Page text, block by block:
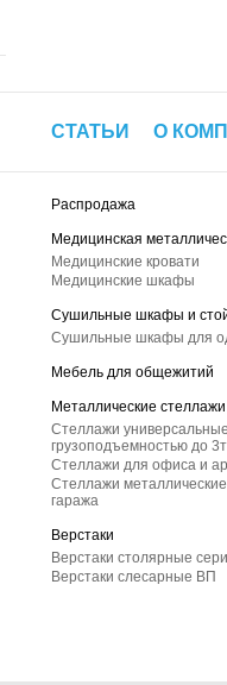
СТАТЬИ О
Распродажа
Медицинская
Медицинские кровати
Медицинские шкафы
Сушильные шкафы и
Сушильные шкафы для
Мебель для общежитий
Металлические стеллажи
Стеллажи
грузоподъемностью до
Стеллажи для офиса и
Стеллажи
гаража
Верстаки
Верстаки столярные
Верстаки слесарные ВП